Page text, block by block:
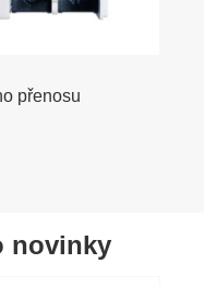
přenosu
novinky